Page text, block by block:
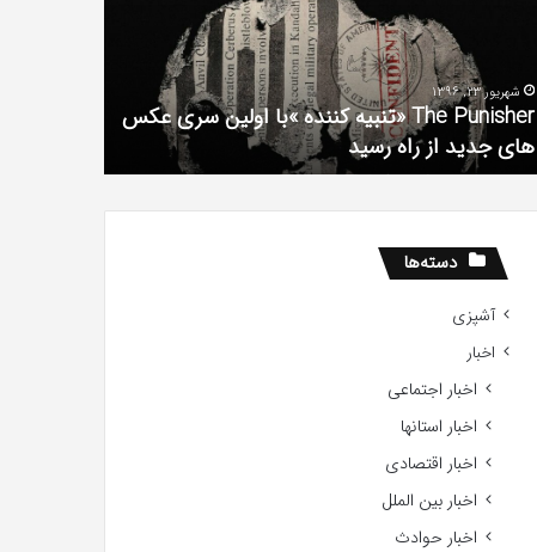
عکس
های
جدید
شهریور 23, 1396
The Punisher «تنبیه کننده »با اولین سری عکس
های جدید از راه رسید
دسته‌ها
آشپزی
اخبار
اخبار اجتماعی
اخبار استانها
اخبار اقتصادی
اخبار بین الملل
اخبار حوادث